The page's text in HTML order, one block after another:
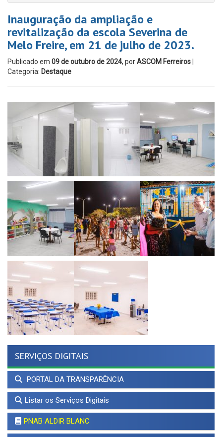
Inauguração da ampliação e
revitalização da escola Severina de
Melo Freire, em 21 de julho de 2023.
Publicado em 09 de outubro de 2024, porASCOM Ferreiros
Categoria: Destaque
SERVIÇOS DIGITAIS
PORTAL DA TRANSPARÊNCIA
Listar os Serviços Digitais
PNAB ALDIR BLANC